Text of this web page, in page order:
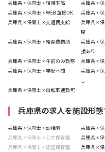
兵庫県 × 保育士 × 復帰率高
兵庫県 ×
兵庫県 × 保育士 × WEB面接OK
兵庫県 ×
兵庫県 × 保育士 × 交通費支給
兵庫県 ×
度
兵庫県 × 保育士 × 給食費補助
兵庫県 ×
援あり
兵庫県 × 保育士 × 午前のみ勤務
兵庫県 ×
兵庫県 × 保育士 × 学歴不問
兵庫県 ×
し
兵庫県 × 保育士 × 自転車通勤可
兵庫県の求人を施設形
兵庫県 × 保育士 × 幼稚園
兵庫県 ×
兵庫県 × 保育士 × 公立保育園
兵庫県 ×
兵庫県 × 保育士 × 認証保育園
兵庫県 ×